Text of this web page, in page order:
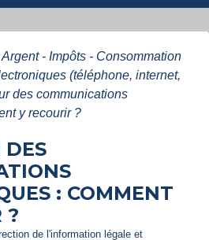
Argent - Impôts - Consommation
(téléphone, internet,
des communications
y recourir ?
DES
: COMMENT
?
de l'information légale et